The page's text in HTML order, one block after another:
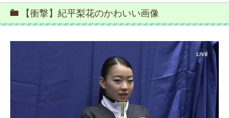
【衝撃】紀平梨花のかわいい画像